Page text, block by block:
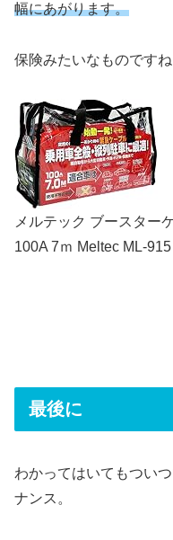
幅にあがります。
保険みたいなものですね
メルテック ブースター
100A 7ｍ Meltec ML-915
最後に
わかってはいてもつい
ナンス。